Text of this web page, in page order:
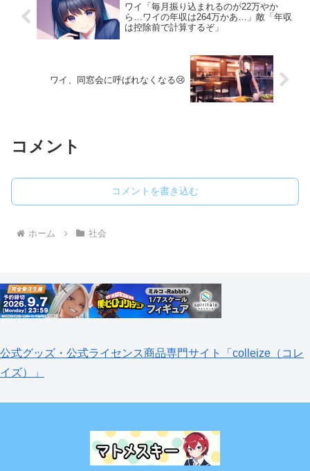
ワイ「毎月振り込まれるのが22万やか
ら…ワイの年収は264万かあ…」敵「年収
は控除前で計算するぞ」
ワイ、同窓会に呼ばれなくなる😢
コメント
コメントを書き込む
ホーム 社会
公式グッズ・公式ライセンス商品専門サイト「colleize（コレ
イズ）」